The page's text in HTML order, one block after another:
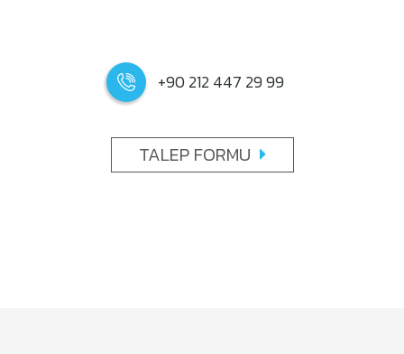
+90 212 447 29 99
TALEP FORMU